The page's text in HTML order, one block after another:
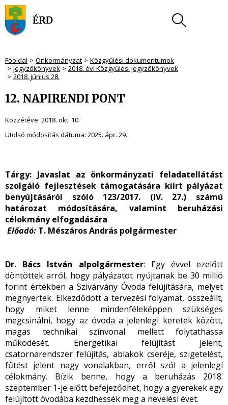
Főoldal Önkormányzat
Közgyűlési dokumentumok
Jegyzőkönyvek
2018. évi Közgyűlési jegyzőkönyvek
2018. június 28.
12. NAPIRENDI PONT
Közzétéve: 2018. okt. 10.
Utolsó módosítás dátuma: 2025. ápr. 29.
Tárgy: Javaslat az önkormányzati feladatellátást
szolgáló fejlesztések támogatására kiírt pályázat
benyújtásáról szóló 123/2017. (IV. 27.) számú
határozat módosítására, valamint beruházási
célokmány elfogadására
Előadó: T. Mészáros András polgármester
Dr. Bács István alpolgármester: Egy évvel ezelőtt
döntöttek arról, hogy pályázatot nyújtanak be 30 millió
forint értékben a Szivárvány Óvoda felújítására, melyet
megnyertek. Elkezdődött a tervezési folyamat, összeállt,
hogy miket lenne mindenféleképpen szükséges
megcsinálni, hogy az óvoda a jelenlegi keretek között,
magas technikai színvonal mellett folytathassa
működését. Energetikai felújítást jelent,
csatornarendszer felújítás, ablakok cseréje, szigetelést,
fűtést jelent nagy vonalakban, erről szól a jelenlegi
célokmány. Bízik benne, hogy a beruházás 2018.
szeptember 1-je előtt befejeződhet, hogy a gyerekek egy
felújított óvodába kezdhessék meg a nevelési évet.